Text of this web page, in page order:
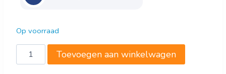
Op voorraad
Saro
Wandplanken,
Toevoegen aan winkelwagen